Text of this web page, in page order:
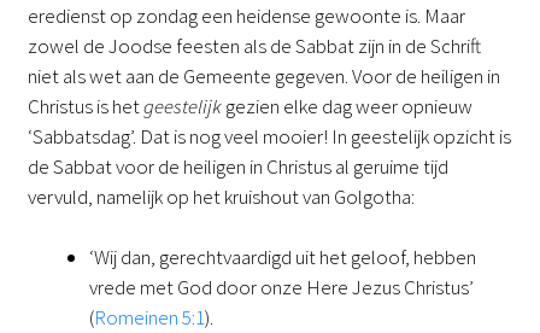
eredienst op zondag een heidense gewoonte is. Maar
zowel de Joodse feesten als de Sabbat zijn in de Schrift
niet als wet aan de Gemeente gegeven. Voor de heiligen in
Christus is hetgeestelijkgezien elke dag weer opnieuw
‘Sabbatsdag’. Dat is nog veel mooier! In geestelijk opzicht is
de Sabbat voor de heiligen in Christus al geruime tijd
vervuld, namelijk op het kruishout van Golgotha:
‘Wij dan, gerechtvaardigd uit het geloof, hebben
vrede met God door onze Here Jezus Christus’
(Romeinen 5:1).